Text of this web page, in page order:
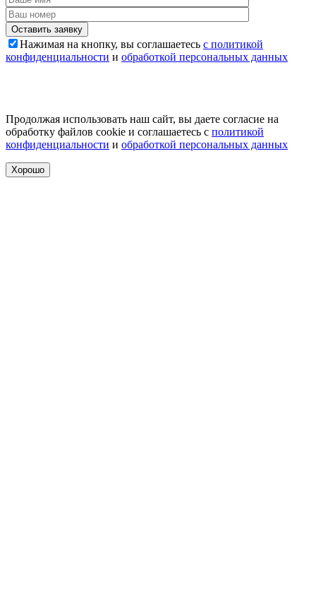
Оставить заявку
Нажимая на кнопку, вы соглашаетесь с политикой
конфиденциальности и обработкой персональных данных
Продолжая использовать наш сайт, вы даете согласие на
обработку файлов cookie и соглашаетесь с политикой
конфиденциальности и обработкой персональных данных
Хорошо